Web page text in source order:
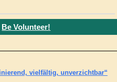
Be Volunteer!
vielfältig, unverzichtbar“